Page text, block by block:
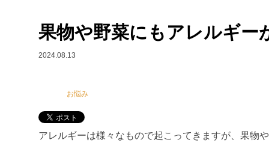
果物や野菜にもアレルギー
2024.08.13
お悩み
アレルギーは様々なもので起こってきますが、果物